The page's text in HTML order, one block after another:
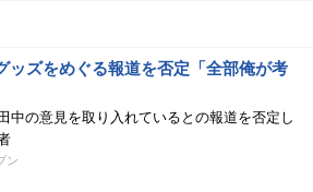
ッズをめぐる報道を否定「全部俺が考
中の意見を取り入れているとの報道を否定し
ン